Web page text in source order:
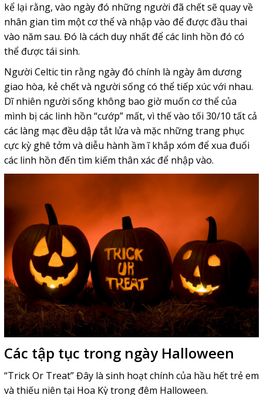
kể lại rằng, vào ngày đó những người đã chết sẽ quay về
nhân gian tìm một cơ thể và nhập vào để được đầu thai
vào năm sau. Đó là cách duy nhất để các linh hồn đó có
thể được tái sinh.
Người Celtic tin rằng ngày đó chính là ngày âm dương
giao hòa, kẻ chết và người sống có thể tiếp xúc với nhau.
Dĩ nhiên người sống không bao giờ muốn cơ thể của
mình bị các linh hồn “cướp” mất, vì thế vào tối 30/10 tất cả
các làng mạc đều dập tắt lửa và mặc những trang phục
cực kỳ ghê tởm và diễu hành ầm ĩ khắp xóm để xua đuổi
các linh hồn đến tìm kiếm thân xác để nhập vào.
Các tập tục trong ngày Halloween
“Trick Or Treat” Đây là sinh hoạt chính của hầu hết trẻ em
và thiếu niên tại Hoa Kỳ trong đêm Halloween.